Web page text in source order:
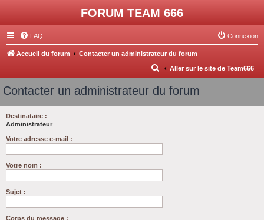
FORUM TEAM 666
FAQ Connexion
Accueil du forum Contacter un administrateur du forum
Aller sur le site de Team666
R
c
e
r
Contacter un administrateur du forum
Destinataire :
Administrateur
Votre adresse e-mail :
Votre nom :
Sujet :
Corps du message :